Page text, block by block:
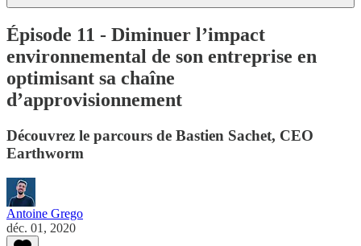
Épisode 11 - Diminuer l’impact
environnemental de son entreprise en
optimisant sa chaîne
d’approvisionnement
Découvrez le parcours de Bastien Sachet, CEO
Earthworm
Antoine Grego
déc. 01, 2020